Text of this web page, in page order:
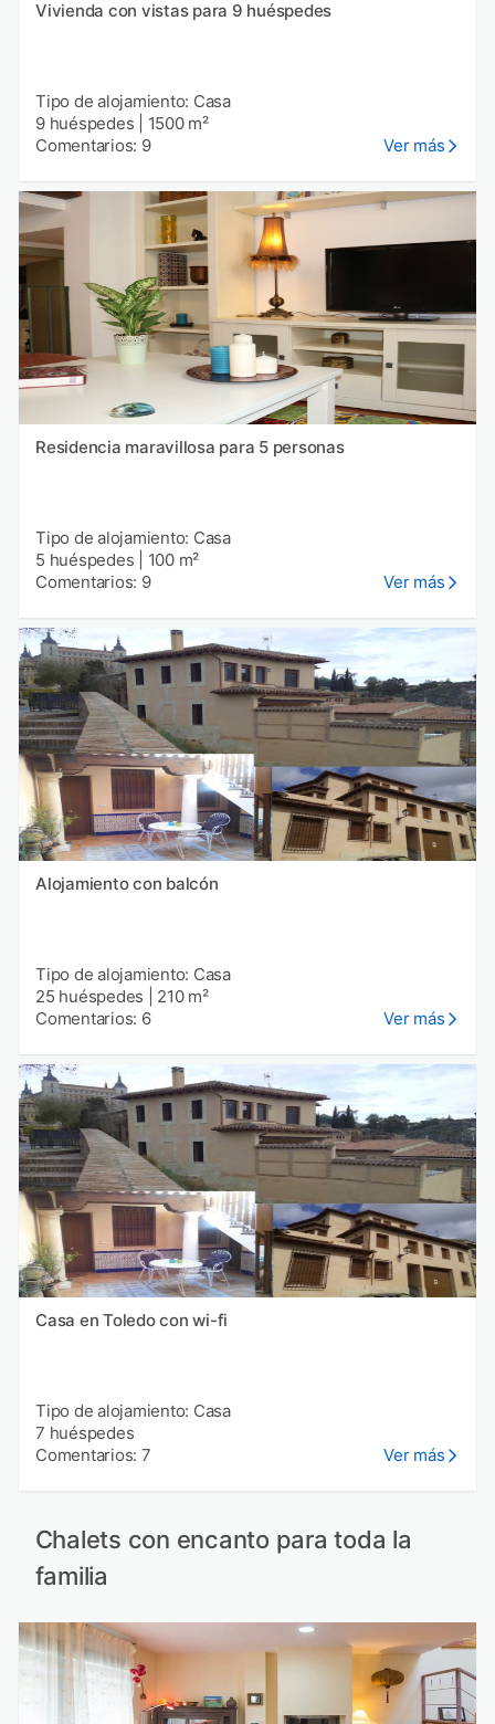
Vivienda con vistas para 9 huéspedes
Tipo de alojamiento: Casa
9 huéspedes
1500 m²
Comentarios: 9
Ver más
Residencia maravillosa para 5 personas
Tipo de alojamiento: Casa
5 huéspedes
100 m²
Comentarios: 9
Ver más
Alojamiento con balcón
Tipo de alojamiento: Casa
25 huéspedes
210 m²
Comentarios: 6
Ver más
Casa en Toledo con wi-fi
Tipo de alojamiento: Casa
7 huéspedes
Comentarios: 7
Ver más
Chalets con encanto para toda la
familia